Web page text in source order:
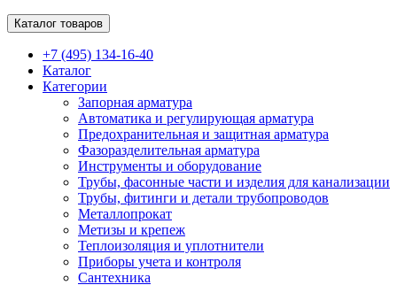
Каталог товаров
+7 (495) 134-16-40
Каталог
Категории
Запорная арматура
Автоматика и регулирующая арматура
Предохранительная и защитная арматура
Фазоразделительная арматура
Инструменты и оборудование
Трубы, фасонные части и изделия для канализации
Трубы, фитинги и детали трубопроводов
Металлопрокат
Метизы и крепеж
Теплоизоляция и уплотнители
Приборы учета и контроля
Сантехника